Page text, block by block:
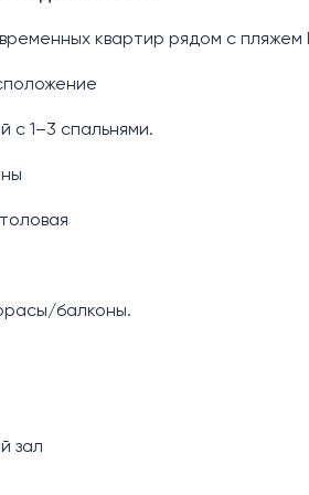
квартир рядом с пляжем
с 1–3 спальнями.
балконы.
зал